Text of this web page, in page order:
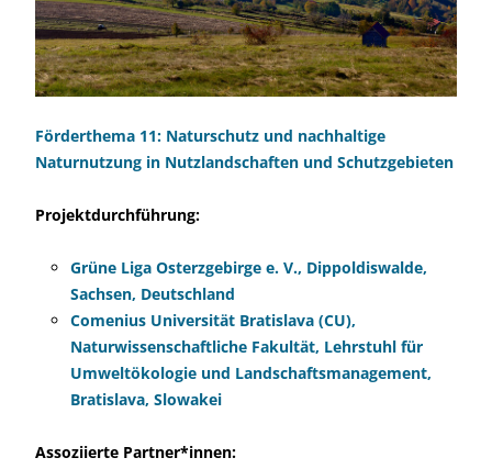
Förderthema 11: Naturschutz und nachhaltige
Naturnutzung in Nutzlandschaften und Schutzgebieten
Projektdurchführung:
Grüne Liga Osterzgebirge e. V., Dippoldiswalde,
Sachsen, Deutschland
Comenius Universität Bratislava (CU),
Naturwissenschaftliche Fakultät, Lehrstuhl für
Umweltökologie und Landschaftsmanagement,
Bratislava, Slowakei
Assoziierte Partner*innen: